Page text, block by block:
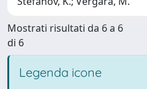
Mostrati risultati da 6 a 6
di 6
Legenda icone